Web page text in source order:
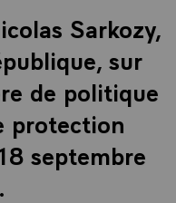
Sarkozy,
sur
de politique
protection
septembre